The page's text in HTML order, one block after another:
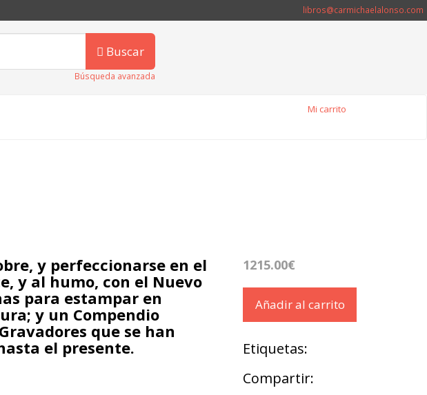
libros@carmichaelalonso.com
Buscar
Búsqueda avanzada
Mi carrito
y perfeccionarse en el
y al humo, con el Nuevo
para estampar en
y un Compendio
que se han
el presente.
1215.00€
Añadir al carrito
Etiquetas:
Compartir: